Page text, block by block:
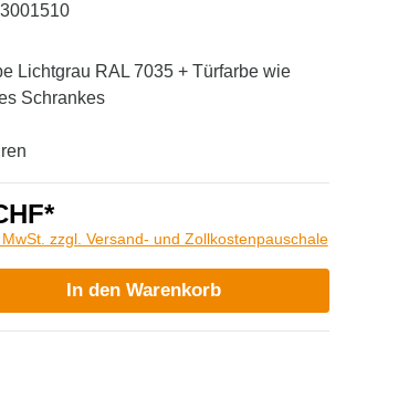
Lichtgrau RAL 7035 + Türfarbe wie
Schrankes
zzgl. Versand- und Zollkostenpauschale
In den Warenkorb